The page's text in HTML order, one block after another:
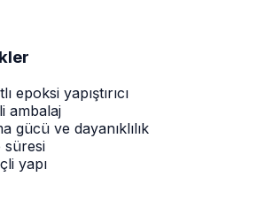
epoksi yapıştırıcı
ambalaj
gücü ve dayanıklılık
süresi
yapı